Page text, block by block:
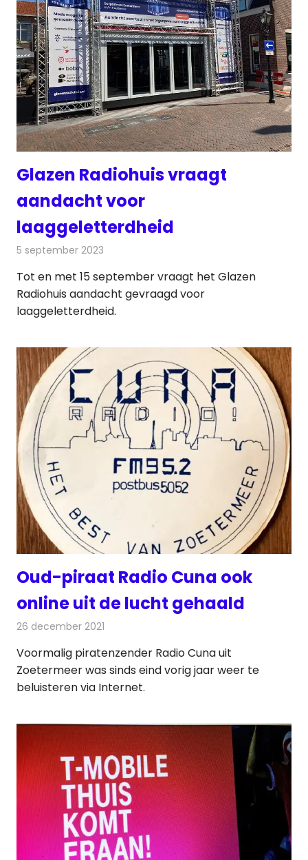
Glazen Radiohuis vraagt
aandacht voor
laaggeletterdheid
5 september 2023
Tot en met 15 september vraagt het Glazen
Radiohuis aandacht gevraagd voor
laaggeletterdheid.
Oud-piraat Radio Cuna ook
online uit de lucht gehaald
26 december 2021
Voormalig piratenzender Radio Cuna uit
Zoetermeer was sinds eind vorig jaar weer te
beluisteren via Internet.